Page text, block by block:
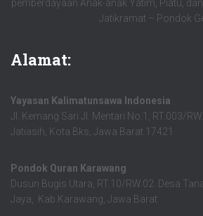
pemberdayaan Anak-anak Yatim, Piatu,
Jatikramat – Pondok
Alamat:
Yayasan Kalimatunsawa Indonesia
Jl. Kemang Sari Jl. Mentari No.1, RT.003/
Jatiasih, Kota Bks, Jawa Barat 17421
Pondok Quran Karawang
Dusun Bugis Utara, RT.10/RW.02. Desa
Jaya, Kab.Karawang, Jawa Barat